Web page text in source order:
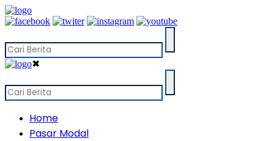
✖
Home
Pasar Modal